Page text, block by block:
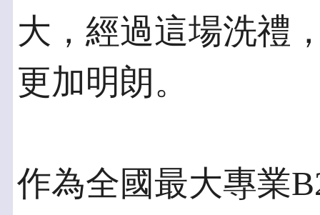
大，經過這場洗禮
更加明朗。
作為全國最大專業